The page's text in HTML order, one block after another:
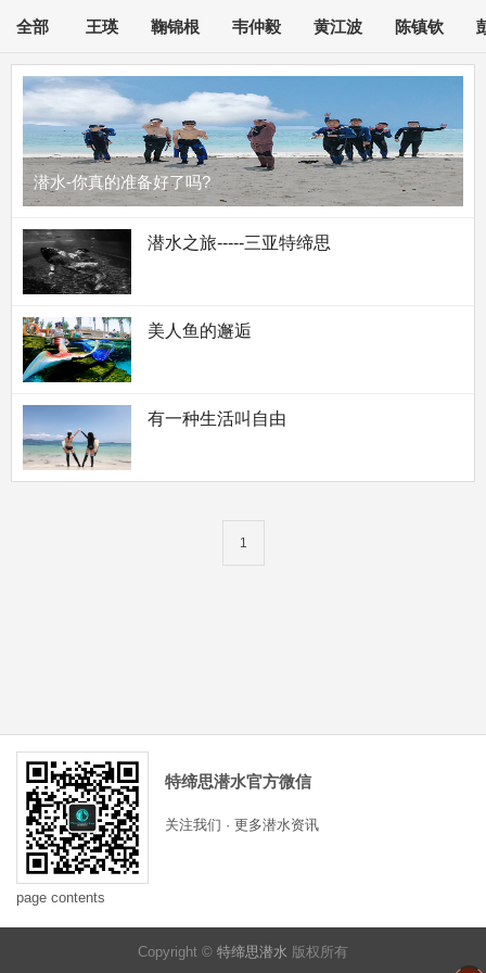
全部 王瑛 鞠锦根 韦仲毅 黄江波 陈镇钦
潜水-你真的准备好了吗?
潜水之旅-----三亚特缔思
美人鱼的邂逅
有一种生活叫自由
1
特缔思潜水官方微信
关注我们 · 更多潜水资讯
page contents
Copyright © 特缔思潜水 版权所有